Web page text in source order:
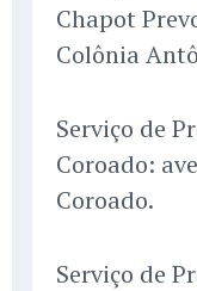
Chapot
Colônia
Serviço de
Coroado:
Coroado.
Serviço de